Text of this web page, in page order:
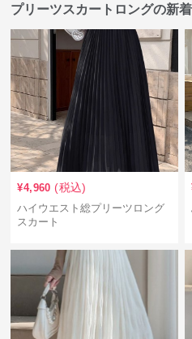
プリーツスカートロングの新
¥4,960 (税込)
ハイウエスト総プリーツロング
スカート